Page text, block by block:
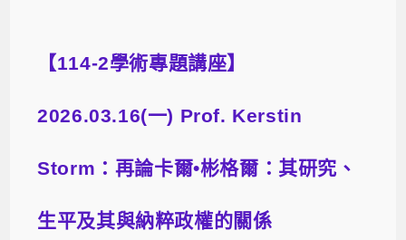
【114-2學術專題講座】
2026.03.16(一) Prof. Kerstin
Storm：再論卡爾•彬格爾：其研究、
生平及其與納粹政權的關係